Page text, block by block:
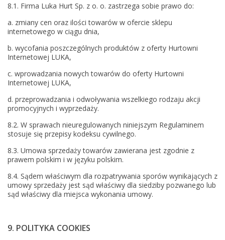
8.1. Firma Luka Hurt Sp. z o. o. zastrzega sobie prawo do:
a. zmiany cen oraz ilości towarów w ofercie sklepu
internetowego w ciągu dnia,
b. wycofania poszczególnych produktów z oferty Hurtowni
Internetowej LUKA,
c. wprowadzania nowych towarów do oferty Hurtowni
Internetowej LUKA,
d. przeprowadzania i odwoływania wszelkiego rodzaju akcji
promocyjnych i wyprzedaży.
8.2. W sprawach nieuregulowanych niniejszym Regulaminem
stosuje się przepisy kodeksu cywilnego.
8.3. Umowa sprzedaży towarów zawierana jest zgodnie z
prawem polskim i w języku polskim.
8.4. Sądem właściwym dla rozpatrywania sporów wynikających z
umowy sprzedaży jest sąd właściwy dla siedziby pozwanego lub
sąd właściwy dla miejsca wykonania umowy.
9. POLITYKA COOKIES